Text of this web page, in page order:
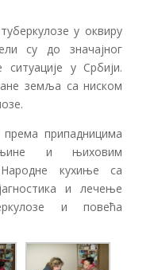
у оквиру
су до значајног
у Србији.
земља са ниском
припадницима
и њиховим
кухиње са
и лечење
и повећа